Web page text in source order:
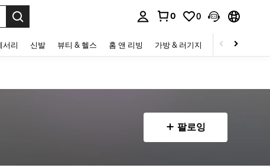
0 0
서리 신발 뷰티 & 헬스 홈 앤 리빙 가방 & 러기지 스포츠 & 아웃
팔로잉